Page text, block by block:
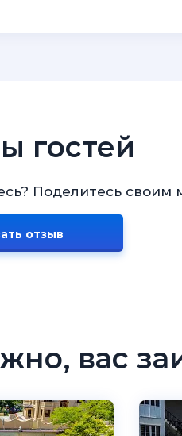
гостей
Поделитесь своим
отзыв
вас